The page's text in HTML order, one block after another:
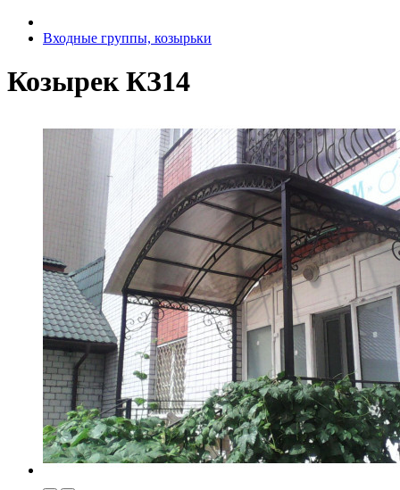
Входные группы, козырьки
Козырек КЗ14